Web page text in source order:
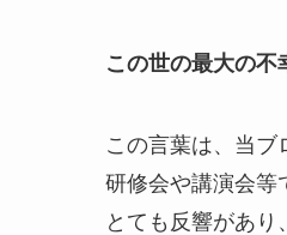
この世の最大の不
この言葉は、当ブ
研修会や講演会等
とても反響があり